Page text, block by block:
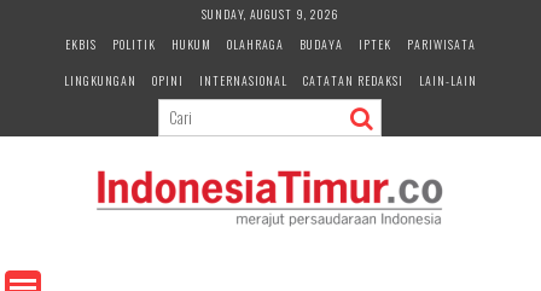
e
SUNDAY, AUGUST 9, 2026
EKBIS
POLITIK HUKUM OLAHRAGA BUDAYA IPTEK
PARIWISATA
LINGKUNGAN
OPINI INTERNASIONAL CATATAN REDAKSI LAIN-LAIN